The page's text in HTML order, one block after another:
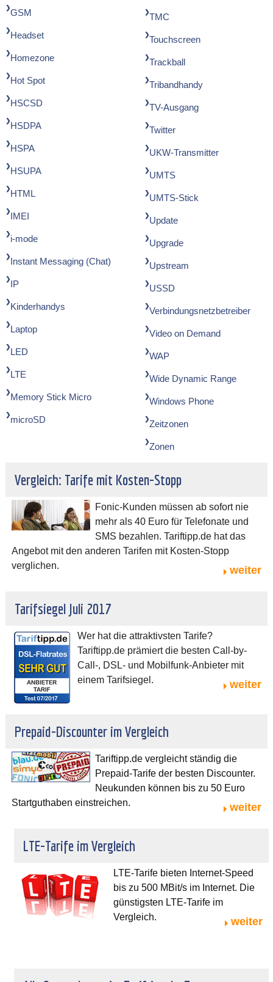
GSM
Headset
Homezone
Hot Spot
HSCSD
HSDPA
HSPA
HSUPA
HTML
IMEI
i-mode
Instant Messaging (Chat)
IP
Kinderhandys
Laptop
LED
LTE
Memory Stick Micro
microSD
TMC
Touchscreen
Trackball
Tribandhandy
TV-Ausgang
Twitter
UKW-Transmitter
UMTS
UMTS-Stick
Update
Upgrade
Upstream
USSD
Verbindungsnetzbetreiber
Video on Demand
WAP
Wide Dynamic Range
Windows Phone
Zeitzonen
Zonen
Vergleich: Tarife mit Kosten-Stopp
Fonic-Kunden müssen ab sofort nie
mehr als 40 Euro für Telefonate und
SMS bezahlen. Tariftipp.de hat das
Angebot mit den anderen Tarifen mit Kosten-Stopp
verglichen.
weiter
Tarifsiegel Juli 2017
Wer hat die attraktivsten Tarife?
Tariftipp.de prämiert die besten Call-by-
Call-, DSL- und Mobilfunk-Anbieter mit
einem Tarifsiegel.
weiter
Prepaid-Discounter im Vergleich
Tariftipp.de vergleicht ständig die
Prepaid-Tarife der besten Discounter.
Neukunden können bis zu 50 Euro
Startguthaben einstreichen.
weiter
LTE-Tarife im Vergleich
LTE-Tarife bieten Internet-Speed
bis zu 500 MBit/s im Internet. Die
günstigsten LTE-Tarife im
Vergleich.
weiter